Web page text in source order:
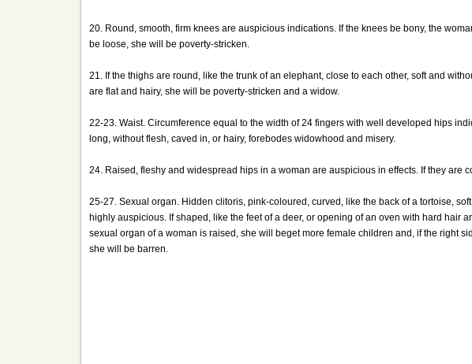
20. Round, smooth, firm knees are auspicious indications. If the knees be bony, the
be loose, she will be poverty-stricken.
21. If the thighs are round, like the trunk of an elephant, close to each other, soft and
are flat and hairy, she will be poverty-stricken and a widow.
22-23. Waist. Circumference equal to the width of 24 fingers with well developed hips
long, without flesh, caved in, or hairy, forebodes widowhood and misery.
24. Raised, fleshy and widespread hips in a woman are auspicious in effects. If they are
25-27. Sexual organ. Hidden clitoris, pink-coloured, curved, like the back of a tortoise,
highly auspicious. If shaped, like the feet of a deer, or opening of an oven with hard hair
sexual organ of a woman is raised, she will beget more female children and, if the right
she will be barren.